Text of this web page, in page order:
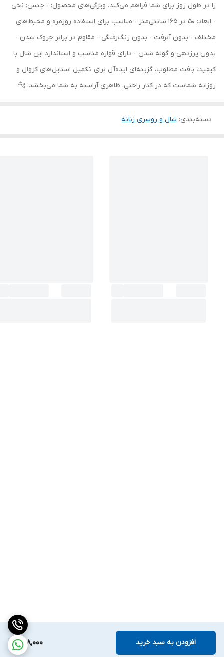
948,000 افزودن به سبد خرید
را در طول روز برای شما فراهم می‌کند. ویژگی‌های محصول: - جنس: نخی
- ابعاد: 50 در 165 سانتی‌متر - مناسب برای استفاده روزمره و محیط‌های
مختلف - بدون آبرفت - بدون رنگ‌رفتگی - مقاوم در برابر چروک شدن -
بدون پرزدهی و گوله شدن - دارای قواره مناسب و استاندارد این شال با
کیفیت بافت مطلوب، گزینه‌ای ایده‌آل برای تکمیل استایل‌های کژوال و
روزانه شماست که در کنار راحتی، ظاهری آراسته به شما می‌بخشد. 🐆
دسته‌بندی: شال و روسری زنانه